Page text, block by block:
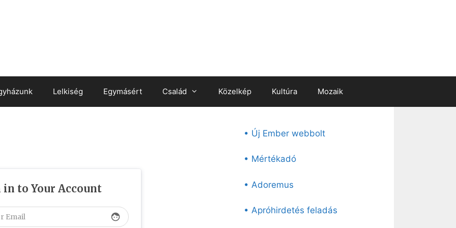
Lelkiség Egymásért Család Közelkép Kultúra Mozaik
in to Your Account
face
• Új Ember webbolt
• Mértékadó
• Adoremus
• Apróhirdetés feladás